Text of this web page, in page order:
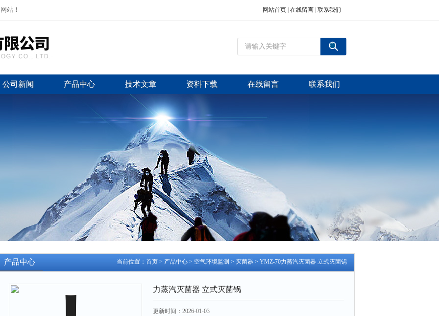
站！ 网站首页 在线留言 联系我们
公司新闻 产品中心 技术文章 资料下载 在线留言 联系我们
当前位置： 首页 > 产品中心 > 空气环境监测 > 灭菌器 > YMZ-70力蒸汽灭菌器 立式灭菌锅
产品中心
力蒸汽灭菌器 立式灭菌锅
更新时间：2026-01-03